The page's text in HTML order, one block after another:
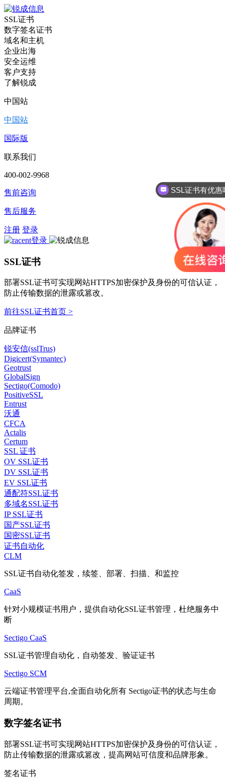
SSL证书
数字签名证书
域名和主机
企业出海
安全运维
客户支持
了解锐成
中国站
中国站
国际版
联系我们
400-002-9968
售前咨询
售后服务
注册 登录
SSL证书
部署SSL证书可实现网站HTTPS加密保护及身份的可信认证，
防止传输数据的泄露或篡改。
前往SSL证书首页 >
品牌证书
锐安信(sslTrus)
Digicert(Symantec)
Geotrust
GlobalSign
Sectigo(Comodo)
PositiveSSL
Entrust
沃通
CFCA
Actalis
Certum
SSL 证书
OV SSL证书
DV SSL证书
EV SSL证书
通配符SSL证书
多域名SSL证书
IP SSL证书
国产SSL证书
国密SSL证书
证书自动化
CLM
SSL证书自动化签发，续签、部署、扫描、和监控
CaaS
针对小规模证书用户，提供自动化SSL证书管理，杜绝服务中
断
Sectigo CaaS
SSL证书管理自动化，自动签发、验证证书
Sectigo SCM
云端证书管理平台,全面自动化所有 Sectigo证书的状态与生命
周期。
数字签名证书
部署SSL证书可实现网站HTTPS加密保护及身份的可信认证，
防止传输数据的泄露或篡改，提高网站可信度和品牌形象。
签名证书
代